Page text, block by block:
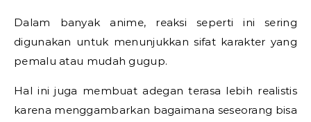
Dalam banyak anime, reaksi seperti ini sering
digunakan untuk menunjukkan sifat karakter yang
pemalu atau mudah gugup.
Hal ini juga membuat adegan terasa lebih realistis
karena menggambarkan bagaimana seseorang bisa